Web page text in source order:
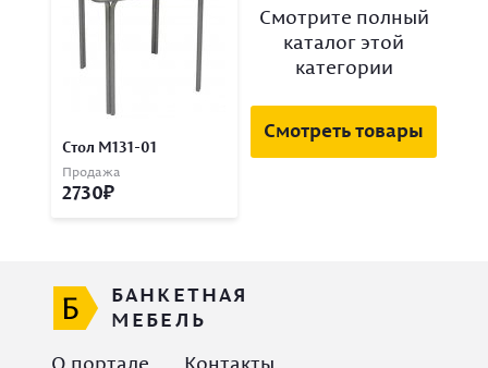
Стол М131-01
Продажа
2730
Смотрите полный
каталог этой
категории
Смотреть товары
БАНКЕТНАЯ
МЕБЕЛЬ